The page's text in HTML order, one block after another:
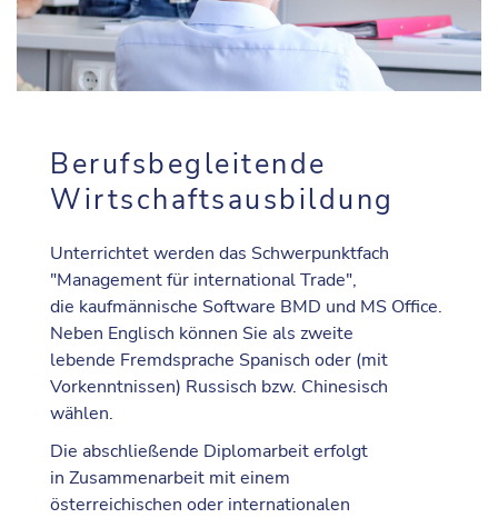
Berufsbegleitende
Wirtschaftsausbildung
Unterrichtet werden das Schwerpunktfach
"Management für international Trade",
die kaufmännische Software BMD und MS Office.
Neben Englisch können Sie als zweite
lebende Fremdsprache Spanisch oder (mit
Vorkenntnissen) Russisch bzw. Chinesisch
wählen.
Die abschließende Diplomarbeit erfolgt
in Zusammenarbeit mit einem
österreichischen oder internationalen